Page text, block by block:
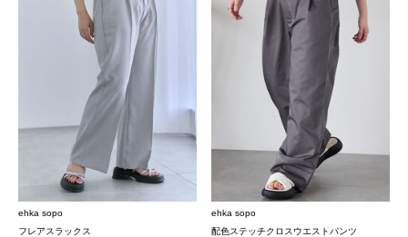
ehka sopo
フレアスラックス
ehka sopo
配色ステッチクロスウエストパンツ